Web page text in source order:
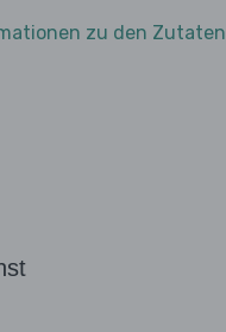
zu den Zutaten